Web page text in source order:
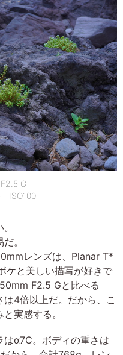
G
ISO100
。
レンズは、Planar T*
ケと美しい描写が好きで
F2.5 Gと比べる
4倍以上だ。だから、こ
実感する。
はα7C。ボディの重さは